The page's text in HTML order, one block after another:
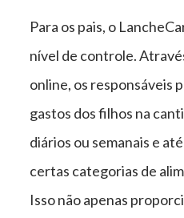
Para os pais, o
nível de controle.
online, os responsáveis
gastos dos filhos na
diários ou semanais e
certas categorias de
Isso não apenas